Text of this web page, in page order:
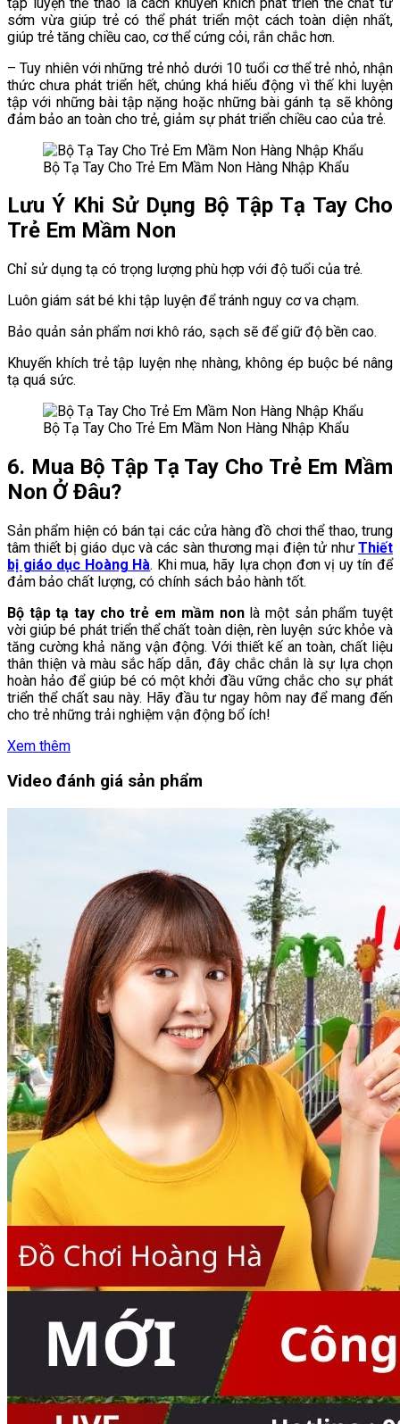
sớm vừa giúp trẻ có thể phát triển một cách toàn diện nhất,
giúp trẻ tăng chiều cao, cơ thể cứng cỏi, rắn chắc hơn.
– Tuy nhiên với những trẻ nhỏ dưới 10 tuổi cơ thể trẻ nhỏ, nhận
thức chưa phát triển hết, chúng khá hiếu động vì thế khi luyện
tập với những bài tập nặng hoặc những bài gánh tạ sẽ không
đảm bảo an toàn cho trẻ, giảm sự phát triển chiều cao của trẻ.
Bộ Tạ Tay Cho Trẻ Em Mầm Non Hàng Nhập Khẩu
Lưu Ý Khi Sử Dụng Bộ Tập Tạ Tay Cho
Trẻ Em Mầm Non
Chỉ sử dụng tạ có trọng lượng phù hợp với độ tuổi của trẻ.
Luôn giám sát bé khi tập luyện để tránh nguy cơ va chạm.
Bảo quản sản phẩm nơi khô ráo, sạch sẽ để giữ độ bền cao.
Khuyến khích trẻ tập luyện nhẹ nhàng, không ép buộc bé nâng
tạ quá sức.
Bộ Tạ Tay Cho Trẻ Em Mầm Non Hàng Nhập Khẩu
6. Mua Bộ Tập Tạ Tay Cho Trẻ Em Mầm
Non Ở Đâu?
Sản phẩm hiện có bán tại các cửa hàng đồ chơi thể thao, trung
tâm thiết bị giáo dục và các sàn thương mại điện tử như Thiết
bị giáo dục Hoàng Hà. Khi mua, hãy lựa chọn đơn vị uy tín để
đảm bảo chất lượng, có chính sách bảo hành tốt.
Bộ tập tạ tay cho trẻ em mầm nonlà một sản phẩm tuyệt
vời giúp bé phát triển thể chất toàn diện, rèn luyện sức khỏe và
tăng cường khả năng vận động. Với thiết kế an toàn, chất liệu
thân thiện và màu sắc hấp dẫn, đây chắc chắn là sự lựa chọn
hoàn hảo để giúp bé có một khởi đầu vững chắc cho sự phát
triển thể chất sau này. Hãy đầu tư ngay hôm nay để mang đến
cho trẻ những trải nghiệm vận động bổ ích!
Xem thêm
Video đánh giá sản phẩm